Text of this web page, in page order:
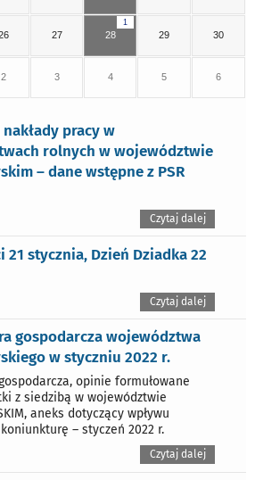
27
1
28 29 30
2 3 4 5 6
pracy w
rolnych w województwie
– dane wstępne z PSR
Czytaj dalej
21 stycznia, Dzień Dziadka 22
Czytaj dalej
gospodarcza województwa
w styczniu 2022 r.
opinie formułowane
z siedzibą w województwie
aneks dotyczący wpływu
– styczeń 2022 r.
Czytaj dalej